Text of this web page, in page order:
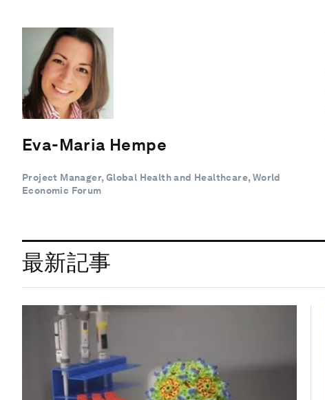
Eva-Maria Hempe
Project Manager, Global Health and Healthcare, World
Economic Forum
最新記事